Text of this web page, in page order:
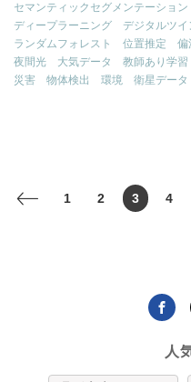
セマンティックセグメンテーション
ディープラーニング
デジタルツイ
ランダムフォレスト
位置推定 偏
夜間光
大気データ 教師あり学習
災害
物体検出 環境 衛星データ
1 2 3 4
人